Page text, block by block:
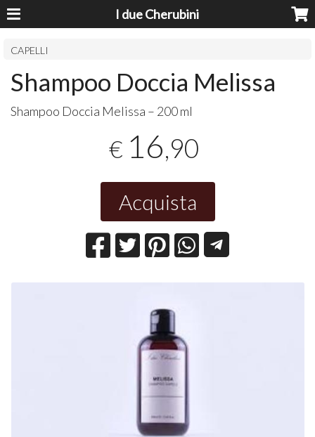
I due Cherubini
CAPELLI
Shampoo Doccia Melissa
Shampoo Doccia Melissa – 200 ml
€ 16,90
Acquista